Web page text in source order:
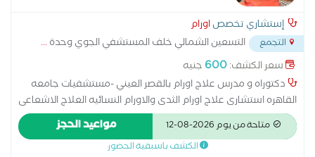
إستشاري تخصصاورام
التجمع التسعين الشمالي خلف المستشفي الجوي وحدة...
سعر الكشف:600 جنيه
دكتوراه و مدرس علاج اورام بالقصر العيني -مستشفيات جامعه
القاهره استشارى علاج اورام الثدى والاورام النسائيه العلاج الاشعاعى
الداخلى لاورام الرحم وعنق الرحم عضو الجمعيه الاوروبيه لعلاج
الاورام متاحة من يوم 2026-08-12 مواعيد الحجز
الكشف باسبقية الحضور